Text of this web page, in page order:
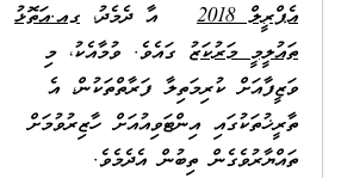
އެޕްރީލް 2018
އާ ދެމެދު، ގއ.އަތޮޅު
ތައުލީމީ މަރުކަޒު ގައެވެ. ވުމާއެކު، މި
ވަޒީފާއަށް ކުރިމަތިލާ ފަރާތްތަކުން، އެ
ތާރީޚުތަކުގައި އިންޓަވިއުއަށް ހާޒިރުވުމަށް
ތައްޔާރުވެގެން ތިބުން އެދެމެވެ.